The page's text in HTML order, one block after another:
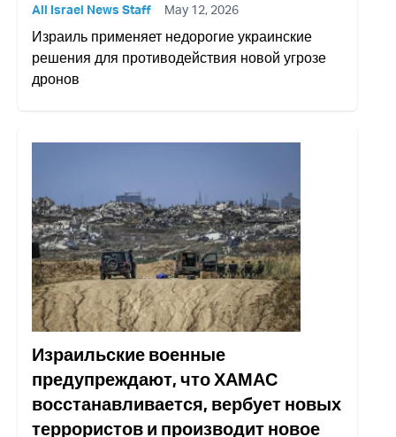
All Israel News Staff May 12, 2026
Израиль применяет недорогие украинские
решения для противодействия новой угрозе
дронов
Израильские военные
предупреждают, что ХАМАС
восстанавливается, вербует новых
террористов и производит новое